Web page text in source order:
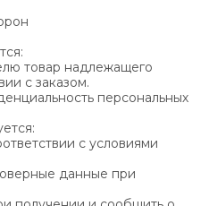
товар надлежащего
с заказом.
персональных
с условиями
данные при